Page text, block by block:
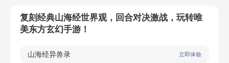
复刻经典山海经世界观，回合对决激战，玩转唯
美东方玄幻手游！
山海经异兽录 立即体验